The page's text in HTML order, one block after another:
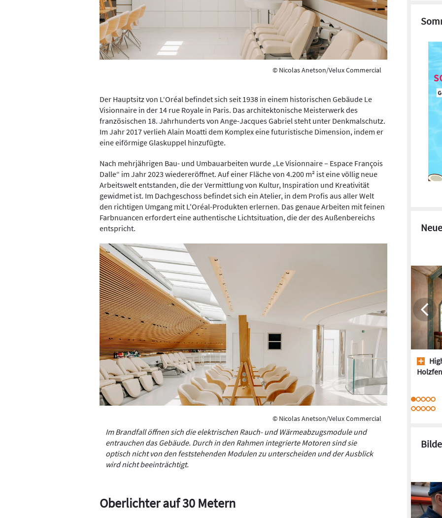
© Nicolas Anetson/Velux Commercial
Der Hauptsitz von L‘Oréal befindet sich seit 1938 in einem historischen Gebäude Le
Visionnaire in der 14 rue Royale in Paris. Das architektonische Meisterwerk des
französischen 18. Jahrhunderts von Ange-Jacques Gabriel steht unter Denkmalschutz.
Im Jahr 2017 verlieh Alain Moatti dem Komplex eine futuristische Dimension, indem er
eine eiförmige Glaskuppel hinzufügte.
Nach mehrjährigen Bau- und Umbauarbeiten wurde „Le Visionnaire – Espace François
Dalle“ im Jahr 2023 wiedereröffnet. Auf einer Fläche von 4.200 m² ist eine völlig neue
Arbeitswelt entstanden, die der Vermittlung von Kultur, Inspiration und Kreativität
gewidmet ist. Im Dachgeschoss befindet sich ein Atelier, in dem Profis aus aller Welt
den richtigen Umgang mit L'Oréal-Produkten erlernen. Das genaue Arbeiten mit feinen
Farbnuancen erfordert eine authentische Lichtsituation, die der des Außenbereichs
entspricht.
© Nicolas Anetson/Velux Commercial
Im Brandfall öffnen sich die elektrischen Rauch- und Wärmeabzugsmodule und
entrauchen das Gebäude. Durch in den Rahmen integrierte Motoren sind sie
optisch nicht von den feststehenden Modulen zu unterscheiden und der Ausblick
wird nicht beeinträchtigt.
Oberlichter auf 30 Metern